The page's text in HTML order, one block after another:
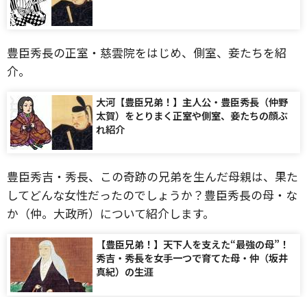
豊臣秀長の正室・慈雲院をはじめ、側室、妾たちを紹
介。
大河【豊臣兄弟！】主人公・豊臣秀長（仲野
太賀）をとりまく正室や側室、妾たちの顔ぶ
れ紹介
豊臣秀吉・秀長、この奇跡の兄弟を生んだ母親は、果た
してどんな女性だったのでしょうか？豊臣秀長の母・な
か（仲。大政所）について紹介します。
【豊臣兄弟！】天下人を支えた“最強の母”！
秀吉・秀長を女手一つで育てた母・仲（坂井
真紀）の生涯